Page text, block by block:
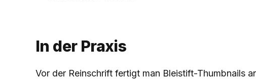
In der Praxis
Vor der Reinschrift fertigt man Bleistift-Thumbnails